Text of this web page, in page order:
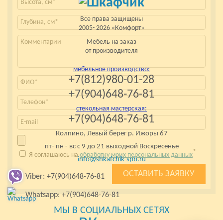
Я соглашаюсь наобработку моих персональных данных*
Все права защищены
2005- 2026 «Комфорт»
Мебель на заказ
от производителя
мебельное производство:
+7(812)980-01-28
+7(904)648-76-81
стекольная мастерская:
+7(904)648-76-81
Колпино, Левый берег р. Ижоры 67
пт- пн - вс с 9 до 21 выходной Воскресенье
info@shkafchik-spb.ru
Viber: +7(904)648-76-81
Whatsapp: +7(904)648-76-81
МЫ В СОЦИАЛЬНЫХ СЕТЯХ